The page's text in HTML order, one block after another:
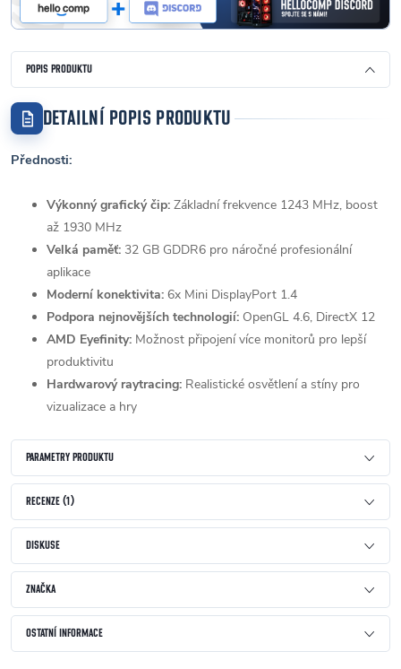
POPIS PRODUKTU
DETAILNÍ POPIS PRODUKTU
Přednosti:
Výkonný grafický čip: Základní frekvence 1243 MHz, boost
až 1930 MHz
Velká paměť: 32 GB GDDR6 pro náročné profesionální
aplikace
Moderní konektivita: 6x Mini DisplayPort 1.4
Podpora nejnovějších technologií: OpenGL 4.6, DirectX 12
AMD Eyefinity: Možnost připojení více monitorů pro lepší
produktivitu
Hardwarový raytracing: Realistické osvětlení a stíny pro
vizualizace a hry
PARAMETRY PRODUKTU
RECENZE (1)
DISKUSE
ZNAČKA
OSTATNÍ INFORMACE